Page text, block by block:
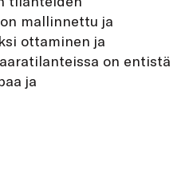
mallinnettu ja
ottaminen ja
on entistä
ja